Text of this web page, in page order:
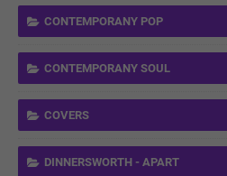
CONTEMPORANY POP
CONTEMPORANY SOUL
COVERS
DINNERSWORTH - APART